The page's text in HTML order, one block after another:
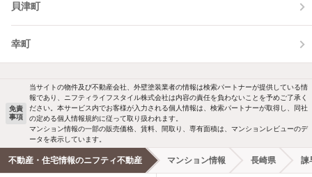
貝津町
幸町
免責
事項
当サイトの物件及び不動産会社、外壁塗装業者の情報は検索パートナーが提供している情
報であり、ニフティライフスタイル株式会社は内容の責任を負わないことを予めご了承く
ださい。本サービス内でお客様が入力される個人情報は、検索パートナーが取得し、同社
の定める個人情報規約に従って取り扱われます。
マンション情報の一部の販売価格、賃料、間取り、専有面積は、マンションレビューのデ
ータを表示しています。
不動産・住宅情報のニフティ不動産 マンション情報 長崎県 諫